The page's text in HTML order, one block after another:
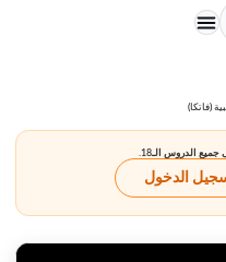
(فاتكا)
الدروس الـ18.
الدخول